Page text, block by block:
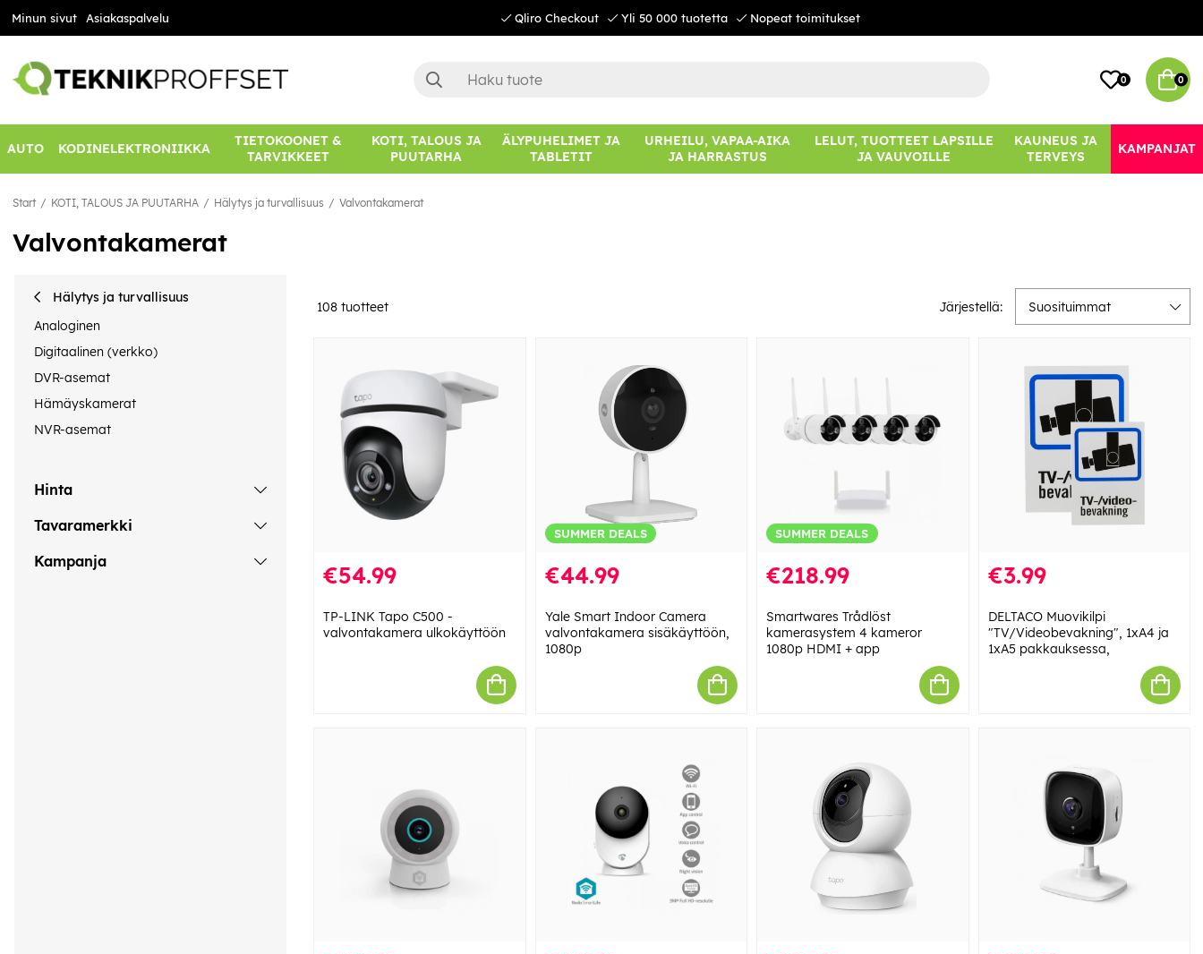
Minun sivut Asiakaspalvelu Qliro Checkout Yli 50 000 tuotetta Nopeat toimitukset
0 0
AUTO KODINELEKTRONIIKKA
TIETOKOONET &
TARVIKKEET
KOTI, TALOUS JA
PUUTARHA
ÄLYPUHELIMET JA
TABLETIT
URHEILU, VAPAA-AIKA
JA HARRASTUS
LELUT, TUOTTEET LAPSILLE
JA VAUVOILLE
KAUNEUS JA
TERVEYS
KAMPANJAT
Start KOTI, TALOUS JA PUUTARHA Hälytys ja turvallisuus Valvontakamerat
Valvontakamerat
Hälytys ja turvallisuus
Analoginen
Digitaalinen (verkko)
DVR-asemat
Hämäyskamerat
NVR-asemat
Hinta
Tavaramerkki
Kampanja
108 tuotteet Järjestellä: Suosituimmat
€54.99
TP-LINK Tapo C500 -
valvontakamera ulkokäyttöön
SUMMER DEALS
€44.99
Yale Smart Indoor Camera
valvontakamera sisäkäyttöön,
1080p
SUMMER DEALS
€218.99
Smartwares Trådlöst
kamerasystem 4 kameror
1080p HDMI + app
€3.99
DELTACO Muovikilpi
"TV/Videobevakning", 1xA4 ja
1xA5 pakkauksessa,